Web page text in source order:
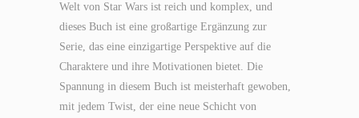
Welt von Star Wars ist reich und komplex, und
dieses Buch ist eine großartige Ergänzung zur
Serie, das eine einzigartige Perspektive auf die
Charaktere und ihre Motivationen bietet. Die
Spannung in diesem Buch ist meisterhaft gewoben,
mit jedem Twist, der eine neue Schicht von